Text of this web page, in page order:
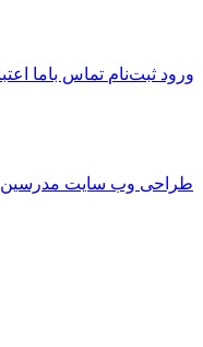
ورود ثبت‌نام تماس باما
طراحی وب سایت مدرسین